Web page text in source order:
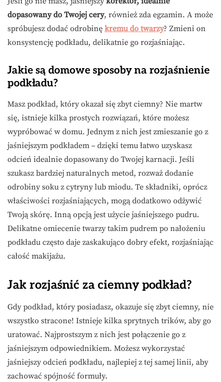
dopasowany do Twojej cery, również zda egzamin. A może
spróbujesz dodać odrobinę kremu do twarzy? Zmieni on
konsystencję podkładu, delikatnie go rozjaśniając.
Jakie są domowe sposoby na rozjaśnienie
podkładu?
Masz podkład, który okazał się zbyt ciemny? Nie martw
się, istnieje kilka prostych rozwiązań, które możesz
wypróbować w domu. Jednym z nich jest zmieszanie go z
jaśniejszym podkładem – dzięki temu łatwo uzyskasz
odcień idealnie dopasowany do Twojej karnacji. Jeśli
szukasz bardziej naturalnych metod, rozważ dodanie
odrobiny soku z cytryny lub miodu. Te składniki, oprócz
właściwości rozjaśniających, mogą dodatkowo odżywić
Twoją skórę. Inną opcją jest użycie jaśniejszego pudru.
Delikatne omiecenie twarzy takim pudrem po nałożeniu
podkładu często daje zaskakująco dobry efekt, rozjaśniając
całość makijażu.
Jak rozjaśnić za ciemny podkład?
Gdy podkład, który posiadasz, okazuje się zbyt ciemny, nie
wszystko stracone! Istnieje kilka sprytnych trików, aby go
uratować. Najprostszym z nich jest połączenie go z
jaśniejszym odpowiednikiem. Możesz wykorzystać
jaśniejszy odcień podkładu, najlepiej z tej samej linii, aby
zachować spójność formuły.